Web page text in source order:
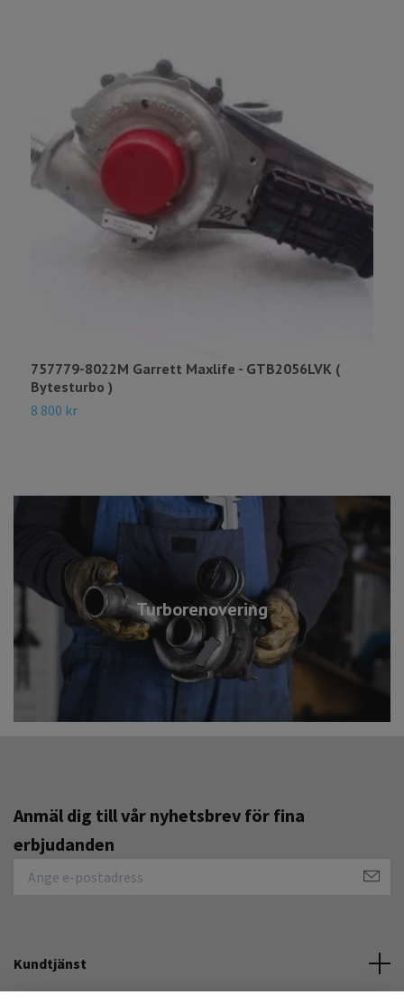
Turborenovering
757779-8022M Garrett Maxlife - GTB2056LVK (
Bytesturbo )
8 800 kr
Anmäl dig till vår nyhetsbrev för fina
erbjudanden
Kundtjänst